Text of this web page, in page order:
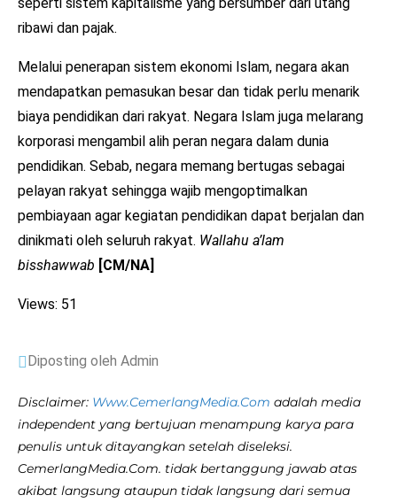
ribawi dan pajak.
Melalui penerapan sistem ekonomi Islam, negara akan
mendapatkan pemasukan besar dan tidak perlu menarik
biaya pendidikan dari rakyat. Negara Islam juga melarang
korporasi mengambil alih peran negara dalam dunia
pendidikan. Sebab, negara memang bertugas sebagai
pelayan rakyat sehingga wajib mengoptimalkan
pembiayaan agar kegiatan pendidikan dapat berjalan dan
dinikmati oleh seluruh rakyat. Wallahu a’lam
bisshawwab [CM/NA]
Views: 51
Diposting oleh Admin
Disclaimer: Www.CemerlangMedia.Com adalah media
independent yang bertujuan menampung karya para
penulis untuk ditayangkan setelah diseleksi.
CemerlangMedia.Com. tidak bertanggung jawab atas
akibat langsung ataupun tidak langsung dari semua